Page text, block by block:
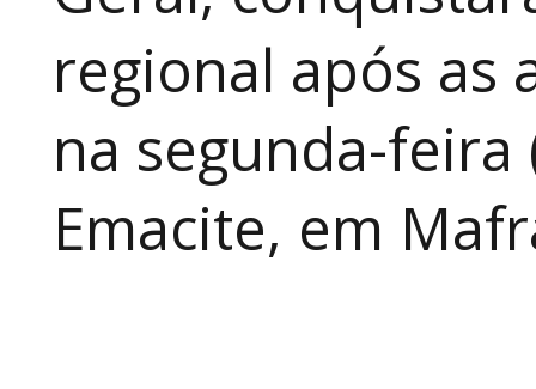
regional após as
na segunda-feira
Emacite, em